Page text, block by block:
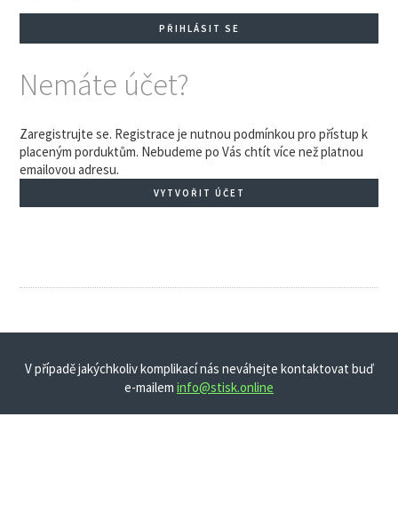
Nemáte účet?
Zaregistrujte se. Registrace je nutnou podmínkou pro přístup k
placeným porduktům. Nebudeme po Vás chtít více než platnou
emailovou adresu.
VYTVOŘIT ÚČET
V případě jakýchkoliv komplikací nás neváhejte kontaktovat buď
e-mailem info@stisk.online